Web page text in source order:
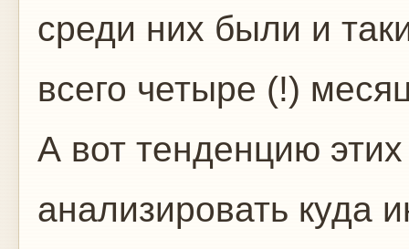
среди них были и
всего четыре (!)
А вот тенденцию
анализировать куда